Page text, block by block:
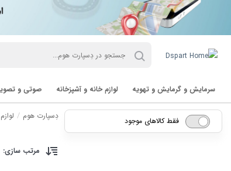
سرمایش و گرمایش و تهویه لوازم خانه و آشپزخانه صوتی و
دِسپارت هوم
مرتب سازی:
فقط کالاهای موجود